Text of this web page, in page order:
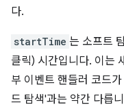
다.
startTime 는 소프트
클릭) 시간입니다. 이는
부 이벤트 핸들러 코드
드 탐색'과는 약간 다릅